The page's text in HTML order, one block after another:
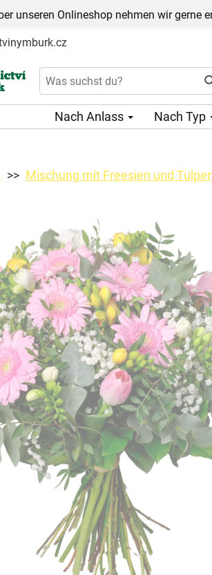
unseren Onlineshop nehmen wir
Nach Anlass Nach Typ
Mischung mit Freesien und